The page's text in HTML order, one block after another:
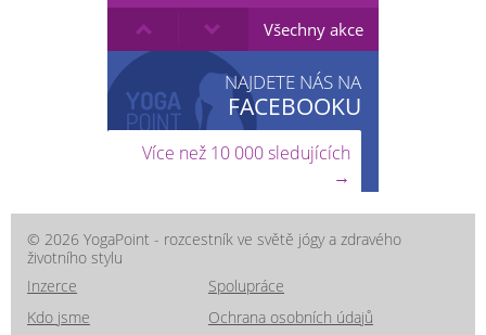
Všechny akce
NAJDETE NÁS NA
FACEBOOKU
Více než 10 000 sledujících
→
© 2026 YogaPoint - rozcestník ve světě jógy a zdravého
životního stylu
Inzerce
Spolupráce
Kdo jsme
Ochrana osobních údajů